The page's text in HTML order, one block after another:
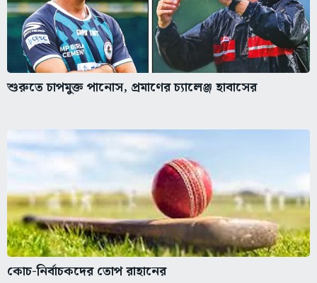
শুরুতে চাপমুক্ত পানোস, প্রমাণের চ্যালেঞ্জ হাবাসের
কোচ-নির্বাচকদের তোপ রাহানের